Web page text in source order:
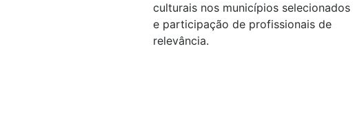
culturais nos municípios selecionados
e participação de profissionais de
relevância.